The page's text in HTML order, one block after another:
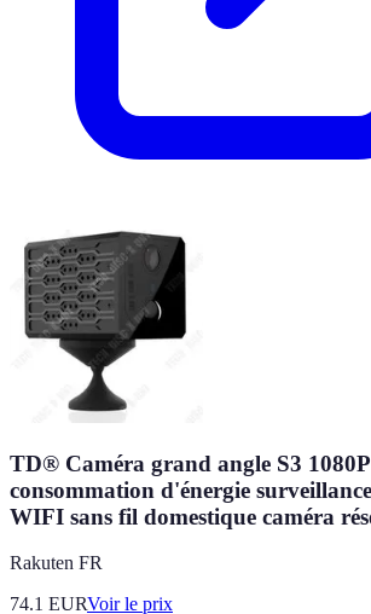
TD® Caméra grand angle S3
consommation d'énergie
WIFI sans fil domestique caméra
Rakuten FR
74.1 EURVoir le prix